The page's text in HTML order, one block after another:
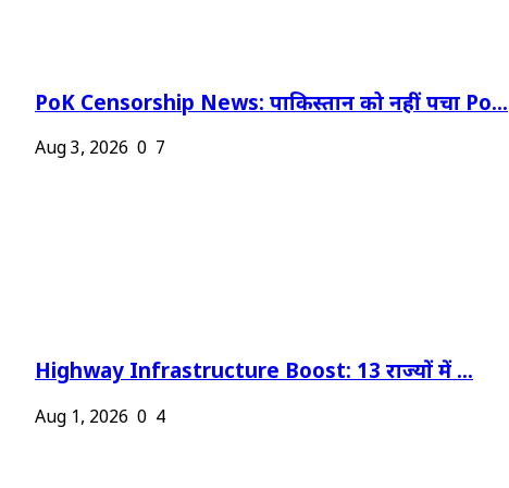
PoK Censorship News: पाकिस्तान को नहीं पचा Po...
Aug 3, 2026 0 7
Highway Infrastructure Boost: 13 राज्यों में ...
Aug 1, 2026 0 4